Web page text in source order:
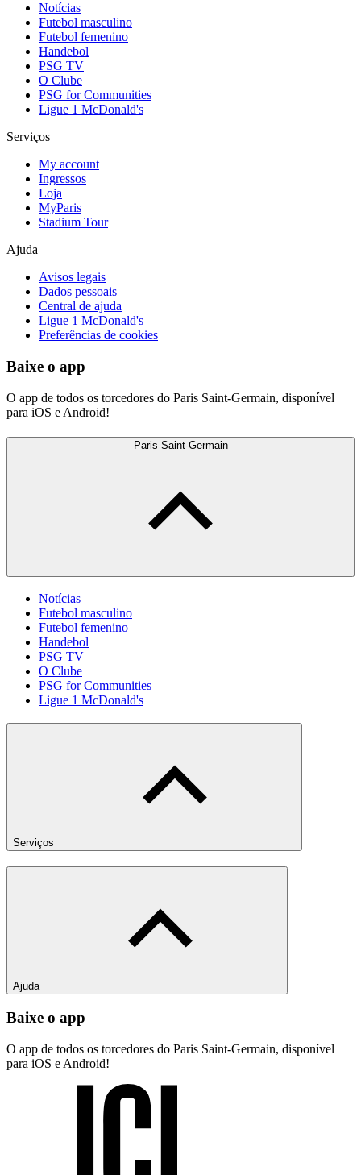
Notícias
Futebol masculino
Futebol femenino
Handebol
PSG TV
O Clube
PSG for Communities
Ligue 1 McDonald's
Serviços
My account
Ingressos
Loja
MyParis
Stadium Tour
Ajuda
Avisos legais
Dados pessoais
Central de ajuda
Ligue 1 McDonald's
Preferências de cookies
Baixe o app
O app de todos os torcedores do Paris Saint-Germain, disponível
para iOS e Android!
Paris Saint-Germain
Notícias
Futebol masculino
Futebol femenino
Handebol
PSG TV
O Clube
PSG for Communities
Ligue 1 McDonald's
Serviços
Ajuda
Baixe o app
O app de todos os torcedores do Paris Saint-Germain, disponível
para iOS e Android!